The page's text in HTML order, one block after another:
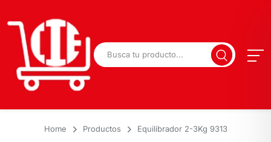
Home Productos Equilibrador 2-3Kg 9313